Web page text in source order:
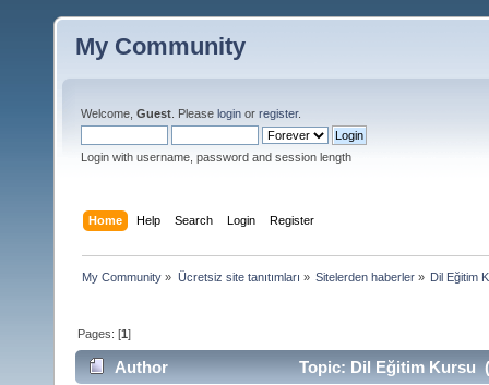
My Community
Welcome, Guest . Please login or register.
Login with username, password and session length
Home Help Search Login Register
My Community » Ücretsiz site tanıtımları » Sitelerden haberler» Dil Eğitim
Pages: [1]
Author Topic: Dil Eğitim Kursu